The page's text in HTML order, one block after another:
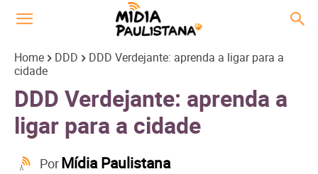
Home DDD
DDD Verdejante: aprenda a ligar para a
cidade
DDD Verdejante: aprenda a
ligar para a cidade
PorMídia Paulistana